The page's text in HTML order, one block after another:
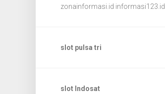
zonainformasi.id informasi123.id
slot pulsa tri
slot Indosat